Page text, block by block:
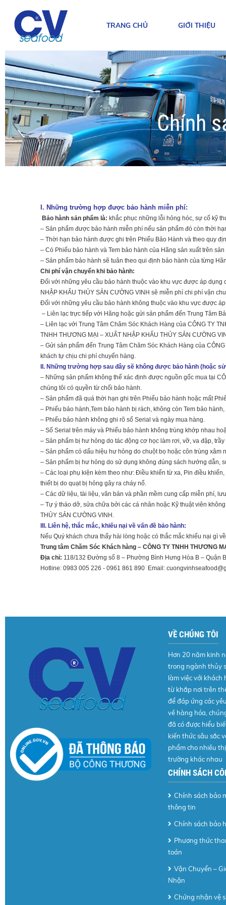
TRANG CHỦ GIỚI THIỆU
Chính
I. Những trường hợp được bảo hành miễn phí:
Bảo hành sản phẩm là: khắc phục những lỗi hỏng hóc, sự cố kỹ
– Sản phẩm được bảo hành miễn phí nếu sản phẩm đó còn thời
– Thời hạn bảo hành được ghi trên Phiếu Bảo Hành và theo quy
– Có Phiếu bảo hành và Tem bảo hành của Hãng sản xuất trên sản
– Sản phẩm bảo hành sẽ tuân theo qui định bảo hành của từng
Chi phí vận chuyển khi bảo hành:
Đối với những yêu cầu bảo hành thuộc vào khu vực được áp dụng
NHẬP KHẨU THỦY SẢN CƯỜNG VINH sẽ miễn phí chi phí vận
Đối với những yêu cầu bảo hành không thuộc vào khu vực được
– Liên lạc trực tiếp với Hãng hoặc gửi sản phẩm đến Trung Tâm
– Liên lạc với Trung Tâm Chăm Sóc Khách Hàng của CÔNG TY
TNHH THƯƠNG MẠI – XUẤT NHẬP KHẨU THỦY SẢN CƯỜNG
– Gửi sản phẩm đến Trung Tâm Chăm Sóc Khách Hàng của
khách tự chịu chi phí chuyển hàng.
II. Những trường hợp sau đây sẽ không được bảo hành (hoặc
– Những sản phẩm không thể xác định được nguồn gốc mua tại
chúng tôi có quyền từ chối bảo hành.
– Sản phẩm đã quá thời hạn ghi trên Phiếu bảo hành hoặc mất
– Phiếu bảo hành,Tem bảo hành bị rách, không còn Tem bảo
– Phiếu bảo hành không ghi rõ số Serial và ngày mua hàng.
– Số Serial trên máy và Phiếu bảo hành không trùng khớp nhau
– Sản phẩm bị hư hỏng do tác động cơ học làm rơi, vỡ, va đập,
– Sản phẩm có dấu hiệu hư hỏng do chuột bọ hoặc côn trùng xâm
– Sản phẩm bị hư hỏng do sử dụng không đúng sách hướng dẫn,
– Các loại phụ kiện kèm theo như: Điều khiển từ xa, Pin điều
thiết bị do quạt bị hỏng gây ra cháy nổ.
– Các dữ liệu, tài liệu, văn bản và phần mềm cung cấp miễn phí,
– Tự ý tháo dỡ, sửa chữa bởi các cá nhân hoặc Kỹ thuật viên
THỦY SẢN CƯỜNG VINH.
III. Liên hệ, thắc mắc, khiếu nại về vấn đề bảo hành:
Nếu Quý khách chưa thấy hài lòng hoặc có thắc mắc khiếu nại gì
Trung tâm Chăm Sóc Khách hàng – CÔNG TY TNHH THƯƠNG
Địa chỉ: 118/132 Đường số 8 – Phường Bình Hưng Hòa B – Quận
Hotline: 0983 005 226 - 0961 861 890 Email:
VỀ CHÚNG TÔI
Hơn 20 năm kinh
trong ngành thủy
làm việc với khách
từ khắp nơi trên
để đáp ứng các
về hàng hóa,
đã có được hiểu
kiến thức sâu sắc
phẩm cho nhiều thị
trường khác nhau
CHÍNH SÁCH
Chính sách bảo
thông tin
Chính sách bảo
Phương thức
toán
Vận Chuyển –
Nhận
Chứng nhận vệ